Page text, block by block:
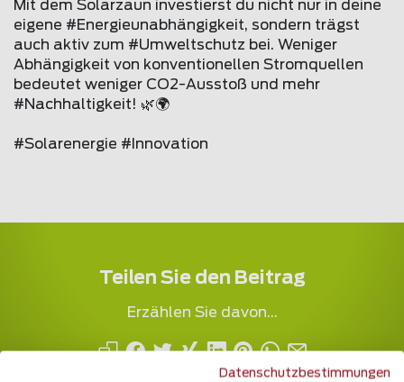
Mit dem Solarzaun investierst du nicht nur in deine
eigene #Energieunabhängigkeit, sondern trägst
auch aktiv zum #Umweltschutz bei. Weniger
Abhängigkeit von konventionellen Stromquellen
bedeutet weniger CO2-Ausstoß und mehr
#Nachhaltigkeit! 🌿🌍
#Solarenergie #Innovation
Teilen Sie den Beitrag
Erzählen Sie davon...
Datenschutzbestimmungen